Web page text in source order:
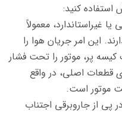
کنید:
غیراستاندارد، معمولاً
این امر جریان هوا را
پر، موتور را تحت فشار
قطعات اصلی، در واقع
موتور است.
پی از جاروبرقی اجتناب